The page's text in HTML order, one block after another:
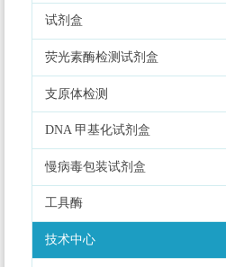
试剂盒
荧光素酶检测试剂盒
支原体检测
DNA 甲基化试剂盒
慢病毒包装试剂盒
工具酶
技术中心